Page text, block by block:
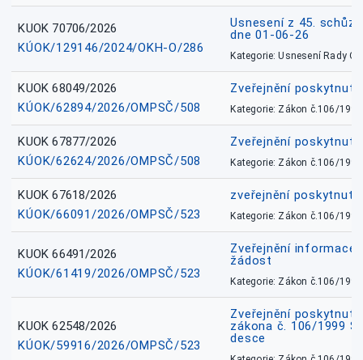
KUOK 70706/2026
KÚOK/129146/2024/OKH-O/286
Usnesení z 45.
dne 01-06-26
Kategorie: Usnesení Rady
KUOK 68049/2026
KÚOK/62894/2026/OMPSČ/508
Zveřejnění
Kategorie: Zákon č.106/1999
KUOK 67877/2026
KÚOK/62624/2026/OMPSČ/508
Zveřejnění
Kategorie: Zákon č.106/1999
KUOK 67618/2026
KÚOK/66091/2026/OMPSČ/523
zveřejnění
Kategorie: Zákon č.106/1999
KUOK 66491/2026
KÚOK/61419/2026/OMPSČ/523
Zveřejnění informace
žádost
Kategorie: Zákon č.106/1999
KUOK 62548/2026
KÚOK/59916/2026/OMPSČ/523
Zveřejnění
zákona č. 106/1999
desce